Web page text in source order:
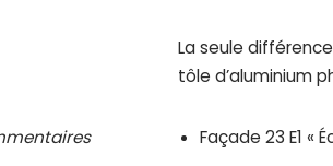
La seule
tôle d’aluminium
Façade 23 E1 «